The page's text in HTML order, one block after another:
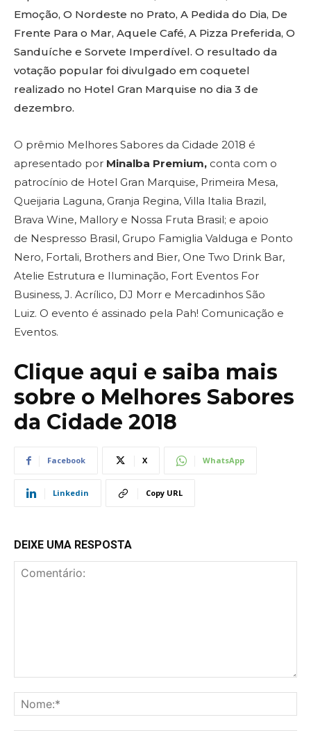
Emoção, O Nordeste no Prato, A Pedida do Dia, De
Frente Para o Mar, Aquele Café, A Pizza Preferida, O
Sanduíche e Sorvete Imperdível. O resultado da
votação popular foi divulgado em coquetel
realizado no Hotel Gran Marquise no dia 3 de
dezembro.
O prêmio Melhores Sabores da Cidade 2018 é
apresentado por Minalba Premium, conta com o
patrocínio de Hotel Gran Marquise, Primeira Mesa,
Queijaria Laguna, Granja Regina, Villa Italia Brazil,
Brava Wine, Mallory e Nossa Fruta Brasil; e apoio
de Nespresso Brasil, Grupo Famiglia Valduga e Ponto
Nero, Fortali, Brothers and Bier, One Two Drink Bar,
Atelie Estrutura e Iluminação, Fort Eventos For
Business, J. Acrílico, DJ Morr e Mercadinhos São
Luiz. O evento é assinado pela Pah! Comunicação e
Eventos.
Clique aqui e saiba mais
sobre o Melhores Sabores
da Cidade 2018
Facebook X WhatsApp
Linkedin Copy URL
DEIXE UMA RESPOSTA